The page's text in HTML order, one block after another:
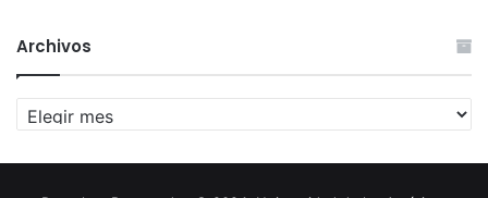
Archivos
Archivos